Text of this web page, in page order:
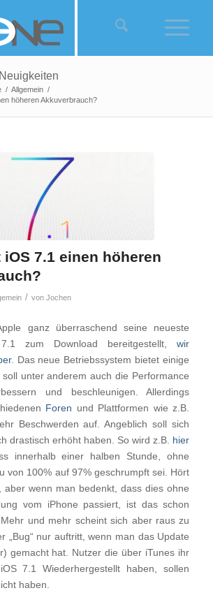
/ Allgemein /
höheren Akkuverbrauch?
7.1 einen höheren
/ von Jochen
ganz überraschend seine neueste
zum Download bereitgestellt,wir
. Das neue Betriebssystem bietet einige
unter anderem auch die Performance
und beschleunigen. Allerdings
Foren und Plattformen wie z.B.
Beschwerden auf. Angeblich soll sich
drastisch erhöht haben. So wird z.B. hier
innerhalb einer halben Stunde, ohne
von 100% auf 97% geschrumpft sei. Hört
aber wenn man bedenkt, dass dies ohne
vom iPhone passiert, ist das schon
und mehr scheint sich aber raus zu
„Bug“ nur auftritt, wenn man das Update
gemacht hat. Nutzer die über iTunes ihr
7.1 Wiederhergestellt haben, sollen
haben.